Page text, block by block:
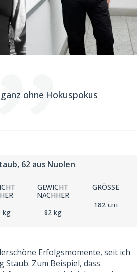
ohne Hokuspokus
, 62 aus Nuolen
kg
GEWICHT
NACHHER
82 kg
GRÖSSE
182 cm
Erfolgsmomente, seit ich
Staub. Zum Beispiel, dass